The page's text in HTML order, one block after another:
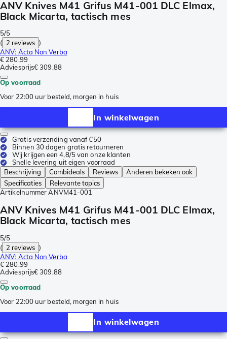
ANV Knives M41 Grifus M41-001 DLC Elmax,
Black Micarta, tactisch mes
5/5
( 2 reviews )
ANV: Acta Non Verba
€ 280,99
Adviesprijs€ 309,88
Op voorraad
Voor 22:00 uur besteld, morgen in huis
In winkelwagen
Gratis verzending vanaf €50
Binnen 30 dagen gratis retourneren
Wij krijgen een 4,8/5 van onze klanten
Snelle levering uit eigen voorraad
Beschrijving
Combideals Reviews
Anderen bekeken ook
Specificaties
Relevante topics
Artikelnummer ANVM41-001
ANV Knives M41 Grifus M41-001 DLC Elmax,
Black Micarta, tactisch mes
5/5
( 2 reviews )
ANV: Acta Non Verba
€ 280,99
Adviesprijs€ 309,88
Op voorraad
Voor 22:00 uur besteld, morgen in huis
In winkelwagen